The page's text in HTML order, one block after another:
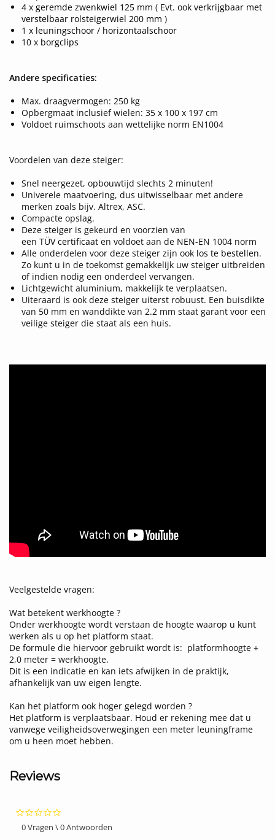
4 x geremde zwenkwiel 125 mm ( Evt. ook verkrijgbaar met
verstelbaar rolsteigerwiel 200 mm )
1 x leuningschoor / horizontaalschoor
10 x borgclips
Andere specificaties:
Max. draagvermogen: 250 kg
Opbergmaat inclusief wielen: 35 x 100 x 197 cm
Voldoet ruimschoots aan wettelijke norm EN1004
Voordelen van deze steiger:
Snel neergezet, opbouwtijd slechts 2 minuten!
Univerele maatvoering, dus uitwisselbaar met andere
merken zoals bijv. Altrex, ASC.
Compacte opslag.
Deze steiger is gekeurd en voorzien van
een TÜV certificaat en voldoet aan de NEN-EN 1004 norm
Alle onderdelen voor deze steiger zijn ook los te bestellen.
Zo kunt u in de toekomst gemakkelijk uw steiger uitbreiden
of indien nodig een onderdeel vervangen.
Lichtgewicht aluminium, makkelijk te verplaatsen.
Uiteraard is ook deze steiger uiterst robuust. Een buisdikte
van 50 mm en wanddikte van 2.2 mm staat garant voor een
veilige steiger die staat als een huis.
Veelgestelde vragen:
Wat betekent werkhoogte ?
Onder werkhoogte wordt verstaan de hoogte waarop u kunt
werken als u op het platform staat.
De formule die hiervoor gebruikt wordt is: platformhoogte +
2,0 meter = werkhoogte.
Dit is een indicatie en kan iets afwijken in de praktijk,
afhankelijk van uw eigen lengte.
Kan het platform ook hoger gelegd worden ?
Het platform is verplaatsbaar. Houd er rekening mee dat u
vanwege veiligheidsoverwegingen een meter leuningframe
om u heen moet hebben.
Reviews
star
rating
0 Vragen \ 0 Antwoorden